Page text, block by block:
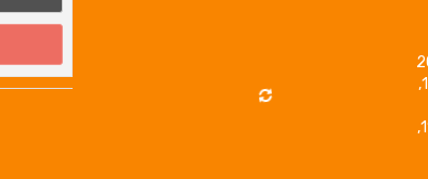
פברואר 11,
פברואר 11,